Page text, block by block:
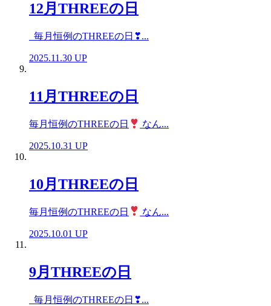
12月THREEの日
毎月恒例のTHREEの日❣...
2025.11.30 UP
11月THREEの日
毎月恒例のTHREEの日 なん...
2025.10.31 UP
10月THREEの日
毎月恒例のTHREEの日 なん...
2025.10.01 UP
9月THREEの日
毎月恒例のTHREEの日❣...